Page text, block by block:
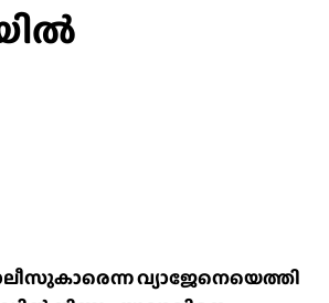
വ്യാജേനെയെത്തി